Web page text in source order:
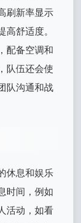
刷新率显示
高舒适度。
配备空调和
队伍还会使
队沟通和战
休息和娱乐
时间，例如
活动，如看